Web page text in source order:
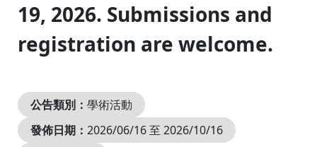
19, 2026. Submissions and
registration are welcome.
公告類別： 學術活動
發佈日期： 2026/06/16 至 2026/10/16